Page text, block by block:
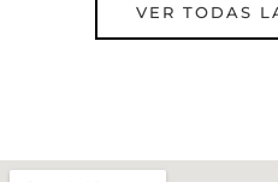
VER TODAS